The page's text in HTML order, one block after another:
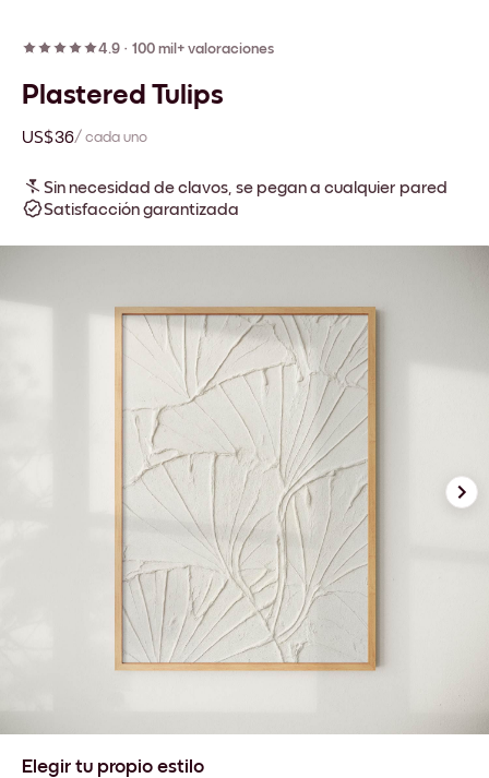
4.9 · 100 mil+ valoraciones
Plastered Tulips
US$36/ cada uno
Sin necesidad de clavos, se pegan a cualquier pared
Satisfacción garantizada
Elegir tu propio estilo